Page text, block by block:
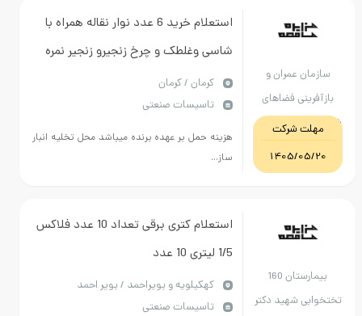
عمران و
فضاهای
کرمانشرکت
1405/
استعلام خرید 6 عدد نوار نقاله همراه با
شاسی وغلطک و چرخ زنجیرو زنجیر نمره
80 - الکتروگیربکس از نوع هلیکال و شفت
خروجی 60 باشد با گارانتی 2 ساله
كرمان / کرمان
تاسیسات صنعتی
هزینه حمل بر عهده برنده میباشد محل تخلیه انبار
ساز...
بیمارستان 160
شهید دکتر
استعلام کتری برقی تعداد 10 عدد فلاکس
كهكيلويه و بويراحمد / بویر احمد
تاسیسات صنعتی